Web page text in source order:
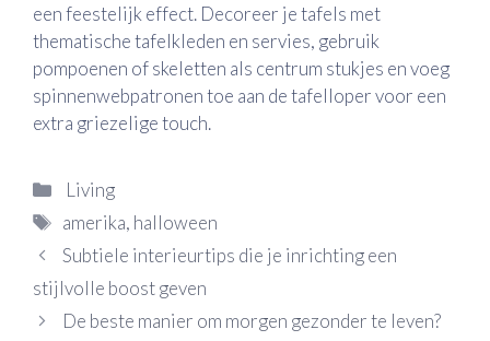
een feestelijk effect. Decoreer je tafels met
thematische tafelkleden en servies, gebruik
pompoenen of skeletten als centrum stukjes en voeg
spinnenwebpatronen toe aan de tafelloper voor een
extra griezelige touch.
Categorieën
Living
Tags
amerika, halloween
Subtiele interieurtips die je inrichting een
stijlvolle boost geven
De beste manier om morgen gezonder te leven?